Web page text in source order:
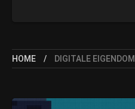
HOME DIGITALE EIGENDOM